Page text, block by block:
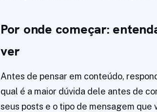
Por onde começar:
ver
Antes de pensar em conteúdo,
qual é a maior dúvida dele antes de
seus posts e o tipo de mensagem que